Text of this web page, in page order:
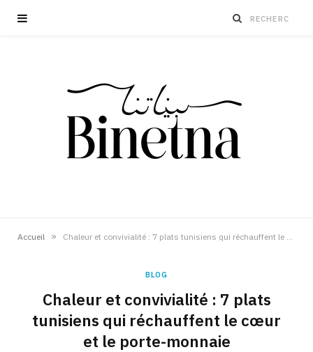
Accueil »
BLOG
Chaleur et convivialité : 7 plats
tunisiens qui réchauffent le cœur
et le porte-monnaie